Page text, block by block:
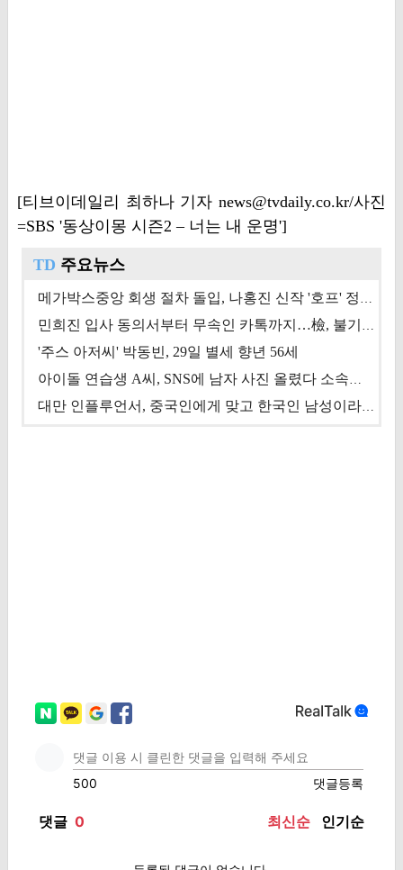
[티브이데일리 최하나 기자 news@tvdaily.co.kr/사진
=SBS '동상이몽 시즌2 – 너는 내 운명']
TD 주요뉴스
메가박스중앙 회생 절차 돌입, 나홍진 신작 '호프' 정상 개봉에 쏠린 시선 [상반기 결산 기획]
민희진 입사 동의서부터 무속인 카톡까지…檢, 불기소 처분 근거들 [이슈&톡]
'주스 아저씨' 박동빈, 29일 별세 향년 56세
아이돌 연습생 A씨, SNS에 남자 사진 올렸다 소속사 퇴출
대만 인플루언서, 중국인에게 맞고 한국인 남성이라 진술 '후폭풍'